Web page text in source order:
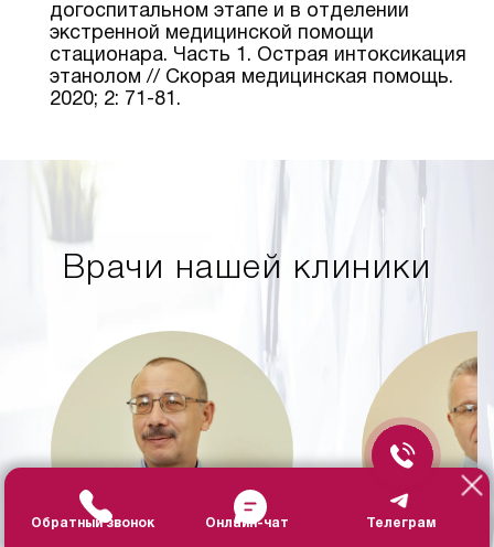
догоспитальном этапе и в отделении
экстренной медицинской помощи
стационарa. Часть 1. Острая интоксикация
этанолом // Скорая медицинская помощь.
2020; 2: 71-81.
Врачи нашей клиники
Обратный звонок Онлайн-чат Телеграм